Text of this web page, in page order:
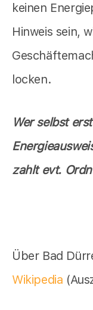
keinen
Hinweis sein,
locken.
Wer selbst
zahlt evt.
Über Bad
Wikipedia